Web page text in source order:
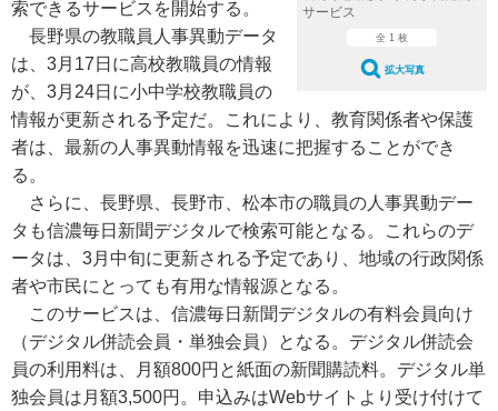
サービス
全 1 枚
拡大写真
索できるサービスを開始する。
長野県の教職員人事異動データ
は、3月17日に高校教職員の情報
が、3月24日に小中学校教職員の
情報が更新される予定だ。これにより、教育関係者や保護
者は、最新の人事異動情報を迅速に把握することができ
る。
さらに、長野県、長野市、松本市の職員の人事異動デー
タも信濃毎日新聞デジタルで検索可能となる。これらのデ
ータは、3月中旬に更新される予定であり、地域の行政関係
者や市民にとっても有用な情報源となる。
このサービスは、信濃毎日新聞デジタルの有料会員向け
（デジタル併読会員・単独会員）となる。デジタル併読会
員の利用料は、月額800円と紙面の新聞購読料。デジタル単
独会員は月額3,500円。申込みはWebサイトより受け付けて